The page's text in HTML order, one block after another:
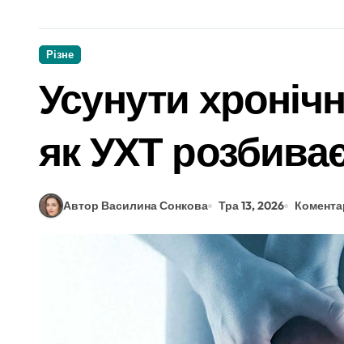
Різне
Усунути
як УХТ розбиває
Автор Василина Сонкова Тра 13, 2026